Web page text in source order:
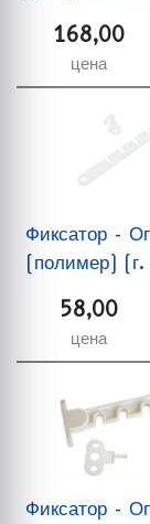
168,00
цена
Фиксатор -
(полимер) (г.
58,00
цена
Фиксатор -